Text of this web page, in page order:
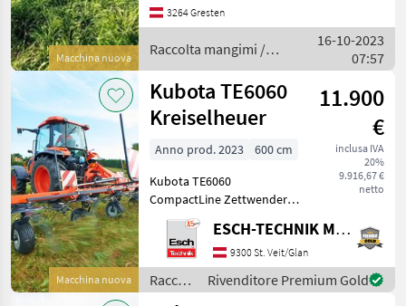
Macchina nuova
Transportbreite 2, 80 m -
Kastenförmiger
Profilrahmen – Kreiselgetri
3264 Gresten
Raccolta mangimi /
Kubota
16-10-2023
07:57
Macchina nuova
Kubota TE6060
Kreiselheuer
11.900
€
inclusa IVA
20%
9.916,67 €
netto
Anno prod. 2023
600 cm
Kubota TE6060
CompactLine Zettwender -
Lagernde Neumaschine
zum Sonderpreis! -
Arbeitsbreite 6, 05 m - 6
Kreisel, je 5 Zinkenarme -
Transportbreite 2, 75 m -
ESCH-TECHNIK Maschinenhandels GmbH, St. Veit/G.
9300 St. Veit/Glan
Raccolta
mangimi
Rivenditore Premium Gold